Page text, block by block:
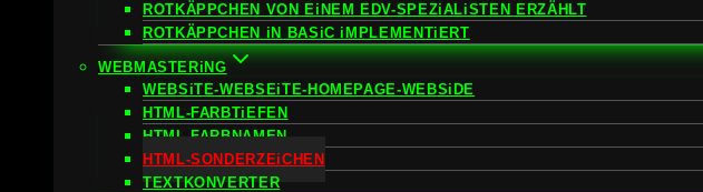
ROTKÄPPCHEN VON EiNEM EDV-SPEZiALiSTEN ERZÄHLT
ROTKÄPPCHEN iN BASiC iMPLEMENTiERT
WEBMASTERiNG
WEBSiTE-WEBSEiTE-HOMEPAGE-WEBSiDE
HTML-FARBTiEFEN
HTML-FARBNAMEN
HTML-SONDERZEiCHEN
TEXTKONVERTER